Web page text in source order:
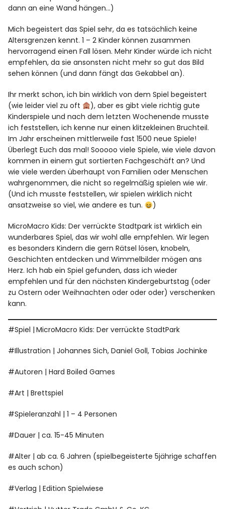
dann an eine Wand hängen…)
Mich begeistert das Spiel sehr, da es tatsächlich keine
Altersgrenzen kennt. 1 – 2 Kinder können zusammen
hervorragend einen Fall lösen. Mehr Kinder würde ich nicht
empfehlen, da sie ansonsten nicht mehr so gut das Bild
sehen können (und dann fängt das Gekabbel an).
Ihr merkt schon, ich bin wirklich von dem Spiel begeistert
(wie leider viel zu oft
), aber es gibt viele richtig gute
Kinderspiele und nach dem letzten Wochenende musste
ich feststellen, ich kenne nur einen klitzekleinen Bruchteil.
Im Jahr erscheinen mittlerweile fast 1500 neue Spiele!
Überlegt Euch das mal! Sooooo viele Spiele, wie viele davon
kommen in einem gut sortierten Fachgeschäft an? Und
wie viele werden überhaupt von Familien oder Menschen
wahrgenommen, die nicht so regelmäßig spielen wie wir.
(Und ich musste feststellen, wir spielen wirklich nicht
ansatzweise so viel, wie andere es tun.
)
MicroMacro Kids: Der verrückte Stadtpark ist wirklich ein
wunderbares Spiel, das wir wohl alle empfehlen. Wir legen
es besonders Kindern die gern Rätsel lösen, knobeln,
Geschichten entdecken und Wimmelbilder mögen ans
Herz. Ich hab ein Spiel gefunden, dass ich wieder
empfehlen und für den nächsten Kindergeburtstag (oder
zu Ostern oder Weihnachten oder oder oder) verschenken
kann.
#Spiel | MicroMacro Kids: Der verrückte StadtPark
#Illustration | Johannes Sich, Daniel Goll, Tobias Jochinke
#Autoren | Hard Boiled Games
#Art | Brettspiel
#Spieleranzahl | 1 – 4 Personen
#Dauer | ca. 15-45 Minuten
#Alter | ab ca. 6 Jahren (spielbegeisterte 5jährige schaffen
es auch schon)
#Verlag | Edition Spielwiese